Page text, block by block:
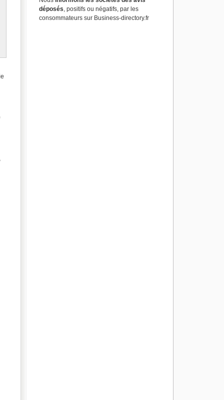
déposés, positifs ou négatifs, par les
consommateurs sur Business-directory.fr